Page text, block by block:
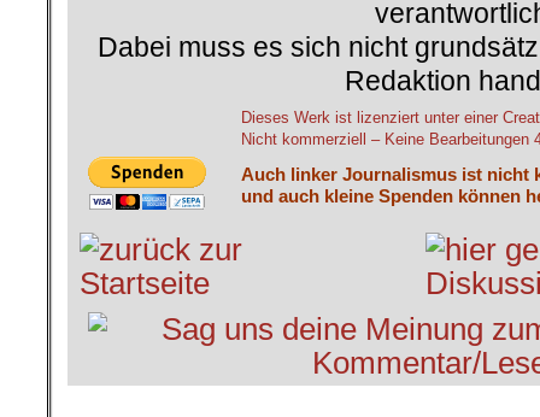
Dabei muss es sich nicht
Redaktion
Dieses Werk ist lizenziert unter einer
Nicht kommerziell – Keine Bearbeitungen
Auch linker Journalismus ist nicht
und auch kleine Spenden können